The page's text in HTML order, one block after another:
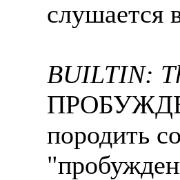
слушается
BUILTIN:
породить